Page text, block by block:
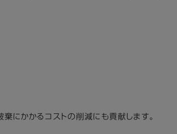
棄にかかるコストの削減にも貢献します。